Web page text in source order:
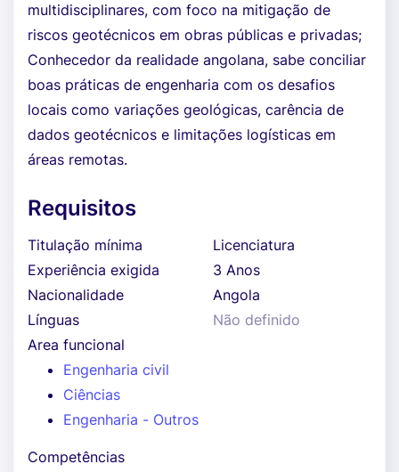
multidisciplinares, com foco na mitigação de
riscos geotécnicos em obras públicas e privadas;
Conhecedor da realidade angolana, sabe conciliar
boas práticas de engenharia com os desafios
locais como variações geológicas, carência de
dados geotécnicos e limitações logísticas em
áreas remotas.
Requisitos
Titulação mínima
Licenciatura
Experiência exigida
3 Anos
Nacionalidade
Angola
Línguas
Não definido
Area funcional
Engenharia civil
Ciências
Engenharia - Outros
Competências